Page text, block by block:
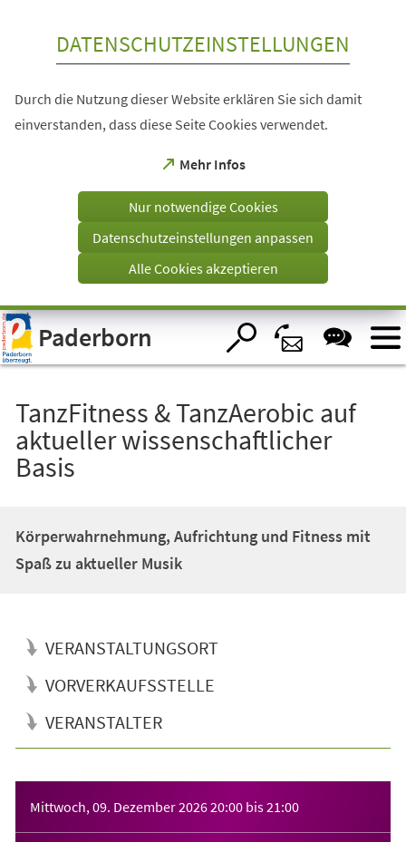
Visuelle
Assistenzsoftware
öffnen.
DATENSCHUTZEINSTELLUNGEN
Durch die Nutzung dieser Website erklären Sie sich damit
einverstanden, dass diese Seite Cookies verwendet.
Mehr Infos
(Öffnet
einem
Tab)
Nur notwendige Cookies
Datenschutzeinstellungen anpassen
Alle Cookies akzeptieren
Paderborn
TanzFitness & TanzAerobic auf
aktueller wissenschaftlicher
Basis
Körperwahrnehmung, Aufrichtung und Fitness mit
Spaß zu aktueller Musik
VERANSTALTUNGSORT
VORVERKAUFSSTELLE
VERANSTALTER
Mittwoch, 09. Dezember 202620:00 bis21:00